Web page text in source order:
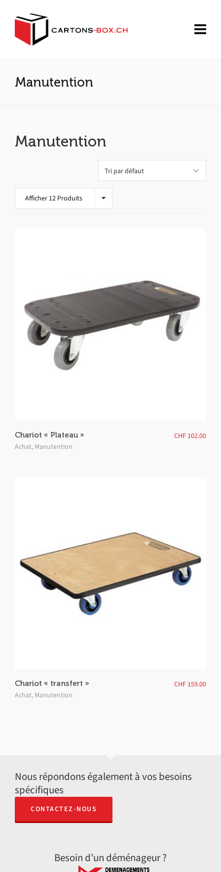
Manutention
Manutention
Afficher 12 Produits
Chariot « Plateau »
Achat, Manutention
CHF 102.00
Chariot « transfert »
Achat, Manutention
CHF 159.00
Nous répondons également à vos besoins
spécifiques
CONTACTEZ-NOUS
Besoin d’un déménageur ?